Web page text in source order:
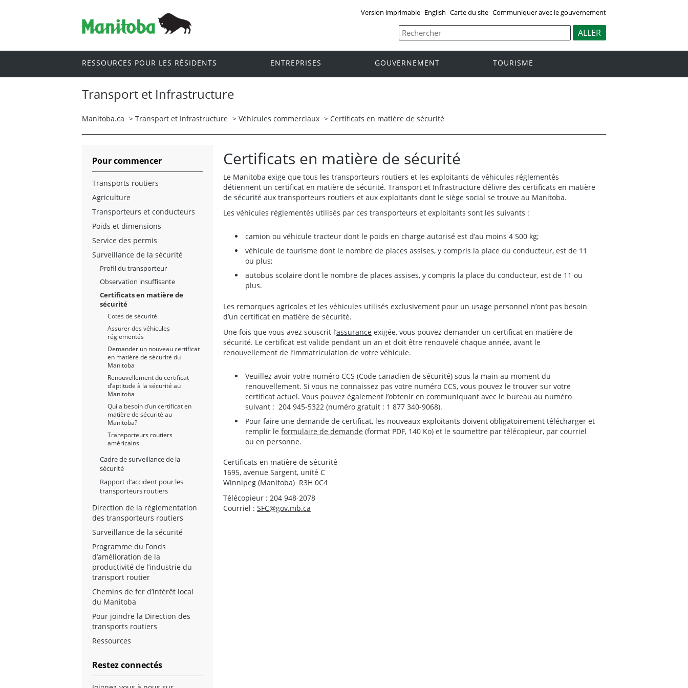
Version imprimable English Carte du site Communiquer avec le gouvernement
RESSOURCES POUR LES RÉSIDENTS ENTREPRISES GOUVERNEMENT TOURISME
Transport et Infrastructure
Manitoba.ca > Transport et Infrastructure > Véhicules commerciaux > Certificats en matière de sécurité
Certificats en matière de sécurité
Le Manitoba exige que tous les transporteurs routiers et les exploitants de véhicules réglementés
détiennent un certificat en matière de sécurité. Transport et Infrastructure délivre des certificats en matière
de sécurité aux transporteurs routiers et aux exploitants dont le siège social se trouve au Manitoba.
Les véhicules réglementés utilisés par ces transporteurs et exploitants sont les suivants :
camion ou véhicule tracteur dont le poids en charge autorisé est d’au moins 4 500 kg;
véhicule de tourisme dont le nombre de places assises, y compris la place du conducteur, est de 11
ou plus;
autobus scolaire dont le nombre de places assises, y compris la place du conducteur, est de 11 ou
plus.
Les remorques agricoles et les véhicules utilisés exclusivement pour un usage personnel n’ont pas besoin
d’un certificat en matière de sécurité.
Une fois que vous avez souscrit l’assurance exigée, vous pouvez demander un certificat en matière de
sécurité. Le certificat est valide pendant un an et doit être renouvelé chaque année, avant le
renouvellement de l’immatriculation de votre véhicule.
Veuillez avoir votre numéro CCS (Code canadien de sécurité) sous la main au moment du
renouvellement. Si vous ne connaissez pas votre numéro CCS, vous pouvez le trouver sur votre
certificat actuel. Vous pouvez également l’obtenir en communiquant avec le bureau au numéro
suivant : 204 945-5322 (numéro gratuit : 1 877 340-9068).
Pour faire une demande de certificat, les nouveaux exploitants doivent obligatoirement télécharger et
remplir le formulaire de demande (format PDF, 140 Ko) et le soumettre par télécopieur, par courriel
ou en personne.
Certificats en matière de sécurité
1695, avenue Sargent, unité C
Winnipeg (Manitoba) R3H 0C4
Télécopieur : 204 948-2078
Courriel : SFC@gov.mb.ca
Pour commencer
Transports routiers
Agriculture
Transporteurs et conducteurs
Poids et dimensions
Service des permis
Surveillance de la sécurité
Profil du transporteur
Observation insuffisante
Certificats en matière de
sécurité
Cotes de sécurité
Assurer des véhicules
réglementés
Demander un nouveau certificat
en matière de sécurité du
Manitoba
Renouvellement du certificat
d’aptitude à la sécurité au
Manitoba
Qui a besoin d’un certificat en
matière de sécurité au
Manitoba?
Transporteurs routiers
américains
Cadre de surveillance de la
sécurité
Rapport d’accident pour les
transporteurs routiers
Direction de la réglementation
des transporteurs routiers
Surveillance de la sécurité
Programme du Fonds
d’amélioration de la
productivité de l’industrie du
transport routier
Chemins de fer d’intérêt local
du Manitoba
Pour joindre la Direction des
transports routiers
Ressources
Restez connectés